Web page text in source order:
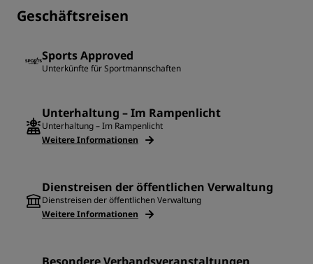
Geschäftsreisen
Sports Approved
Unterkünfte für Sportmannschaften
Unterhaltung – Im Rampenlicht
Unterhaltung – Im Rampenlicht
Weitere Informationen
Dienstreisen der öffentlichen Verwaltung
Dienstreisen der öffentlichen Verwaltung
Weitere Informationen